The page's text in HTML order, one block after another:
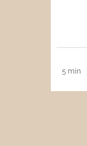
5 min